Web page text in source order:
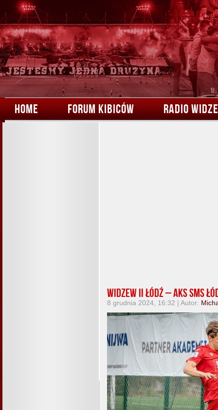
HOME FORUM KIBICÓW RADIO
Widzew II Łódź – AKS SMS
8 grudnia 2024, 16:32 | Autor: